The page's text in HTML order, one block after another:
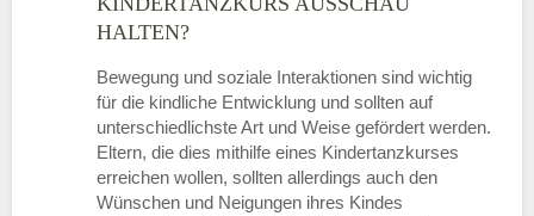
HALTEN?
Bewegung und soziale Interaktionen sind wichtig
für die kindliche Entwicklung und sollten auf
unterschiedlichste Art und Weise gefördert werden.
Eltern, die dies mithilfe eines Kindertanzkurses
erreichen wollen, sollten allerdings auch den
Wünschen und Neigungen ihres Kindes